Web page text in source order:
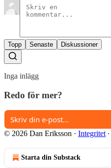
Topp Senaste Diskussioner
Inga inlägg
Redo för mer?
© 2026 Dan Eriksson · Integritet ∙
Starta din Substack